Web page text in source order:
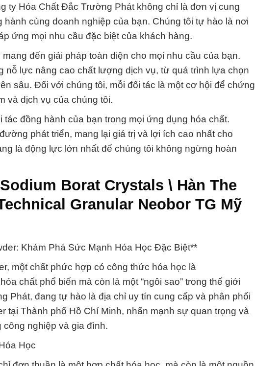
ty Hóa Chất Đắc Trường Phát không chỉ là đơn vị cung
cùng doanh nghiệp của bạn. Chúng tôi tự hào là nơi
ứng mọi nhu cầu đặc biệt của khách hàng.
đến giải pháp toàn diện cho mọi nhu cầu của bạn.
lực nâng cao chất lượng dịch vụ, từ quá trình lựa chọn
sâu. Đối với chúng tôi, mỗi đối tác là một cơ hội để chứng
và dịch vụ của chúng tôi.
đồng hành của bạn trong mọi ứng dụng hóa chất.
phát triển, mang lại giá trị và lợi ích cao nhất cho
là động lực lớn nhất để chúng tôi không ngừng hoàn
Borat Crystals \ Hàn The
Granular Neobor TG Mỹ
Khám Phá Sức Mạnh Hóa Học Đặc Biệt**
một chất phức hợp có công thức hóa học là
chất phổ biến mà còn là một “ngôi sao” trong thế giới
Phát, đang tự hào là địa chỉ uy tín cung cấp và phân phối
tại Thành phố Hồ Chí Minh, nhấn mạnh sự quan trọng và
nghiệp và gia đình.
Học